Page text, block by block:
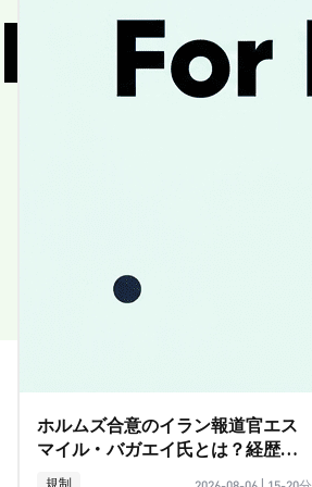
ホルムズ合意のイラン報道官エス
マイル・バガエイ氏とは？経歴ガ
イド
規制